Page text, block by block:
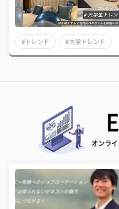
#トレンド #大学トレンド
オンラ